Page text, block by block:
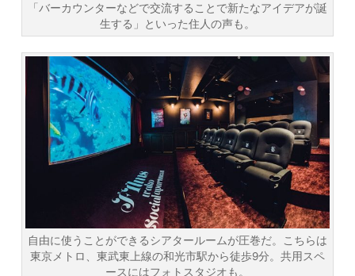
「バーカウンターなどで交流することで新たなアイデアが誕
生する」といった住人の声も。
自由に使うことができるシアタールームが圧巻だ。こちらは
東京メトロ、東武東上線の和光市駅から徒歩9分。共用スペ
ースにはフォトスタジオも。